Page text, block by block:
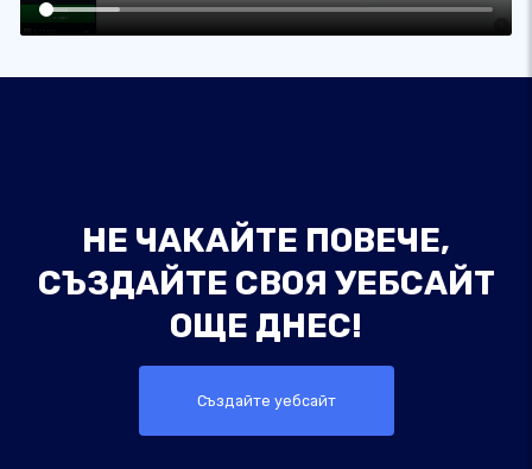
НЕ ЧАКАЙТЕ ПОВЕЧЕ,
СЪЗДАЙТЕ СВОЯ УЕБСАЙТ
ОЩЕ ДНЕС!
Създайте уебсайт